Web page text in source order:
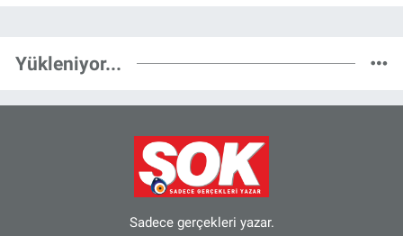
Yükleniyor...
Sadece gerçekleri yazar.